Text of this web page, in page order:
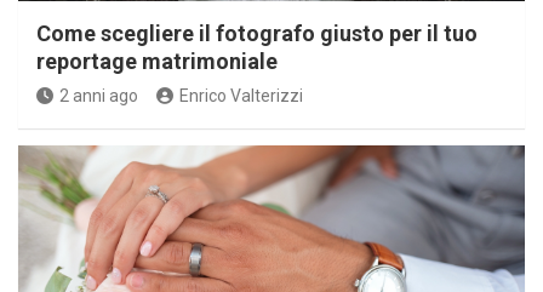
Come scegliere il fotografo giusto per il tuo
reportage matrimoniale
2 anni ago Enrico Valterizzi